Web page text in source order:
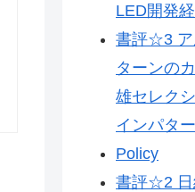
LED開発
書評☆3 ア
ターンの
雄セレク
インパタ
Policy
書評☆2 日